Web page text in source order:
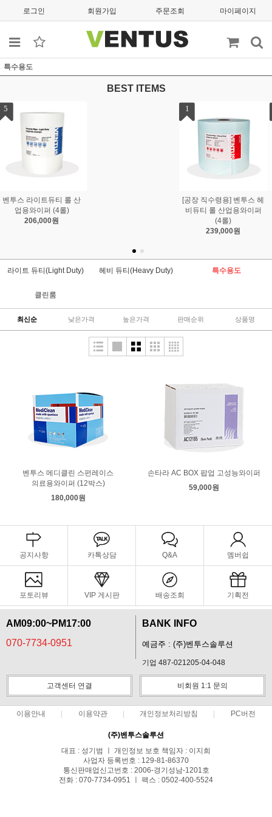
로그인 회원가입 주문조회 마이페이지
특수용도
BEST ITEMS
[공장 직수령용] 벤투스 헤
비듀티 롤 산업용와이퍼
벤투스 헤비듀티 폴드 박
스 산업용와이퍼 (4박스)
벤투스
산업용
라이트 듀티(Light Duty) 헤비 듀티(Heavy Duty) 특수용도
클린룸
최신순 낮은가격 높은가격 판매순위 상품명
벤투스 메디클린 스펀레이스
의료용와이퍼 (12박스)
180,000원
손타라 AC BOX 팝업 고성능와이퍼
59,000원
공지사항 카톡상담 Q&A 멤버쉽
포토리뷰 VIP 게시판 배송조회 기획전
AM09:00~PM17:00
070-7734-0951
BANK INFO
예금주 : (주)벤투스솔루션
기업 487-021205-04-048
고객센터 연결 비회원 1:1 문의
이용안내 이용약관 개인정보처리방침 PC버전
(주)벤투스솔루션
대표 : 성기범 ㅣ 개인정보 보호 책임자 : 이지희
사업자 등록번호 : 129-81-86370
통신판매업신고번호 : 2006-경기성남-1201호
전화 : 070-7734-0951 ㅣ 팩스 : 0502-400-5524